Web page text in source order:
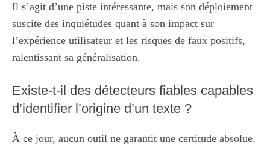
Il s’agit d’une piste intéressante, mais son déploiement
suscite des inquiétudes quant à son impact sur
l’expérience utilisateur et les risques de faux positifs,
ralentissant sa généralisation.
Existe-t-il des détecteurs fiables capables
d’identifier l’origine d’un texte ?
À ce jour, aucun outil ne garantit une certitude absolue.